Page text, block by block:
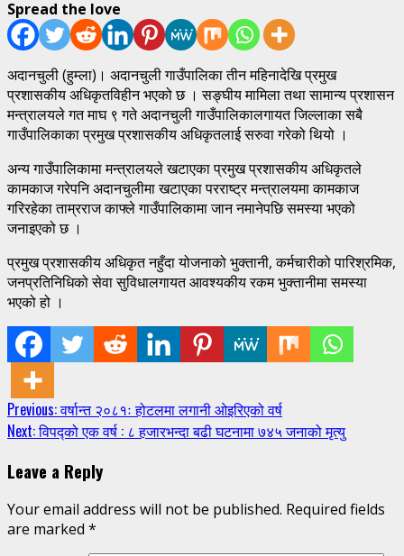
Spread the love
अदानचुली (हुम्ला)। अदानचुली गाउँपालिका तीन महिनादेखि प्रमुख
प्रशासकीय अधिकृतविहीन भएको छ । सङ्घीय मामिला तथा सामान्य प्रशासन
मन्त्रालयले गत माघ ९ गते अदानचुली गाउँपालिकालगायत जिल्लाका सबै
गाउँपालिकाका प्रमुख प्रशासकीय अधिकृतलाई सरुवा गरेको थियो ।
अन्य गाउँपालिकामा मन्त्रालयले खटाएका प्रमुख प्रशासकीय अधिकृतले
कामकाज गरेपनि अदानचुलीमा खटाएका परराष्ट्र मन्त्रालयमा कामकाज
गरिरहेका ताम्रराज काफ्ले गाउँपालिकामा जान नमानेपछि समस्या भएको
जनाइएको छ ।
प्रमुख प्रशासकीय अधिकृत नहुँदा योजनाको भुक्तानी, कर्मचारीको पारिश्रमिक,
जनप्रतिनिधिको सेवा सुविधालगायत आवश्यकीय रकम भुक्तानीमा समस्या
भएको हो ।
Continue
Reading
Previous:वर्षान्त २०८१ः होटलमा लगानी ओइरिएको वर्ष
Next:विपद्को एक वर्ष : ८ हजारभन्दा बढी घटनामा ७४५ जनाको मृत्यु
Leave a Reply
Your email address will not be published. Required fields
are marked *